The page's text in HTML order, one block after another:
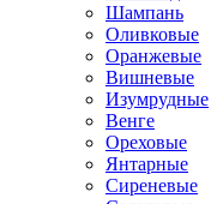
Шампань
Оливковые
Оранжевые
Вишневые
Изумрудные
Венге
Ореховые
Янтарные
Сиреневые